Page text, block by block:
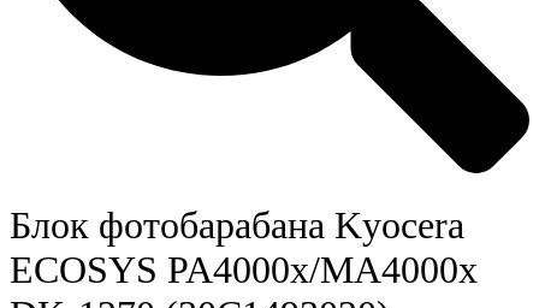
Блок фотобарабана Kyocera
ECOSYS PA4000x/MA4000x